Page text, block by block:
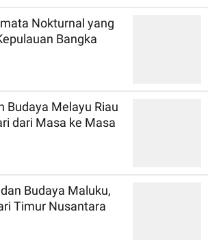
Nokturnal yang
Bangka
Budaya Melayu Riau
dari Masa ke Masa
Budaya Maluku,
Timur Nusantara